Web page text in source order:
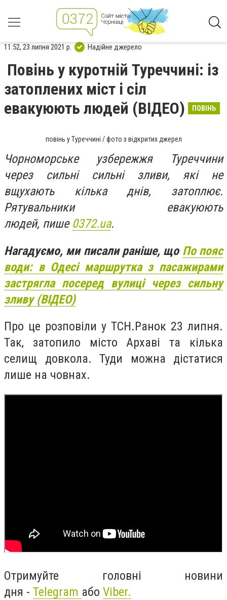
11:52, 23 липня 2021 р. Надійне джерело
Повінь у куротній Туреччині: із
затоплених міст і сіл
евакуюють людей (ВІДЕО)
ПОВІНЬ
повінь у Туреччині / фото з відкритих джерел
Чорноморське узбережжя Туреччини
через сильні сильні зливи, які не
вщухають кілька днів, затоплює.
Рятувальники евакуюють
людей, пише 0372.ua.
Нагадуємо, ми писали раніше, що По пояс
води: в Одесі маршрутка з пасажирами
застрягла посеред вулиці через сильну
зливу (ВІДЕО)
Про це розповіли у ТСН.Ранок 23 липня.
Так, затопило місто Архаві та кілька
селищ довкола. Туди можна дістатися
лише на човнах.
Отримуйте головні новини
дня - Telegram або Viber.